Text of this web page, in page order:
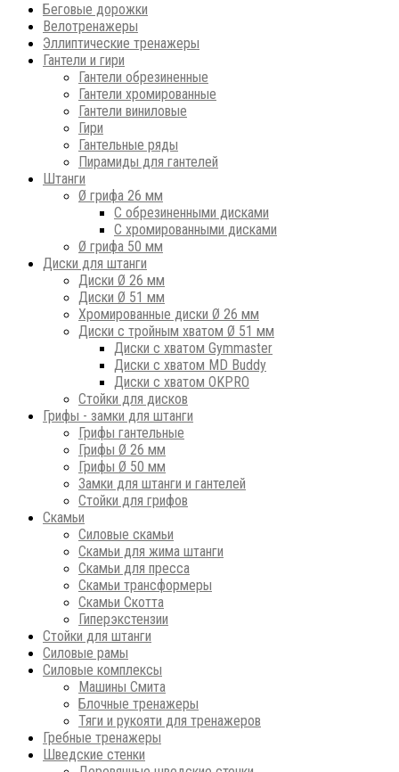
Беговые дорожки
Велотренажеры
Эллиптические тренажеры
Гантели и гири
Гантели обрезиненные
Гантели хромированные
Гантели виниловые
Гири
Гантельные ряды
Пирамиды для гантелей
Штанги
Ø грифа 26 мм
С обрезиненными дисками
С хромированными дисками
Ø грифа 50 мм
Диски для штанги
Диски Ø 26 мм
Диски Ø 51 мм
Хромированные диски Ø 26 мм
Диски с тройным хватом Ø 51 мм
Диски с хватом Gymmaster
Диски с хватом MD Buddy
Диски с хватом OKPRO
Стойки для дисков
Грифы - замки для штанги
Грифы гантельные
Грифы Ø 26 мм
Грифы Ø 50 мм
Замки для штанги и гантелей
Стойки для грифов
Скамьи
Силовые скамьи
Скамьи для жима штанги
Скамьи для пресса
Скамьи трансформеры
Скамьи Скотта
Гиперэкстензии
Стойки для штанги
Силовые рамы
Силовые комплексы
Машины Смита
Блочные тренажеры
Тяги и рукояти для тренажеров
Гребные тренажеры
Шведские стенки